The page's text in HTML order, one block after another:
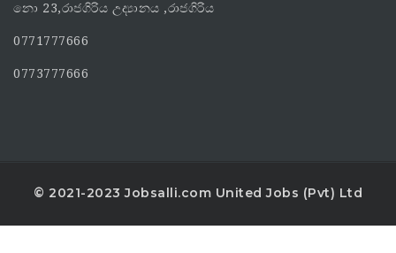
නො 23,රාජගිරිය උද්‍යානය ,රාජගිරිය
0771777666
0773777666
© 2021-2023 Jobsalli.com United Jobs (Pvt) Ltd